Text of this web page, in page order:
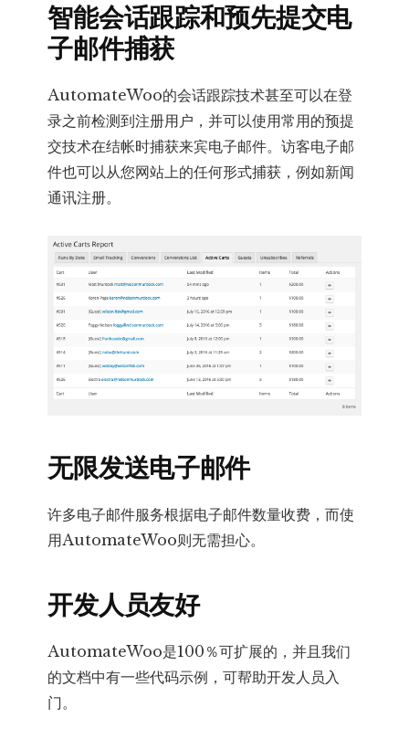
智能会话跟踪和预先提交电
子邮件捕获
AutomateWoo的会话跟踪技术甚至可以在登
录之前检测到注册用户，并可以使用常用的预提
交技术在结帐时捕获来宾电子邮件。访客电子邮
件也可以从您网站上的任何形式捕获，例如新闻
通讯注册。
无限发送电子邮件
许多电子邮件服务根据电子邮件数量收费，而使
用AutomateWoo则无需担心。
开发人员友好
AutomateWoo是100％可扩展的，并且我们
的文档中有一些代码示例，可帮助开发人员入
门。